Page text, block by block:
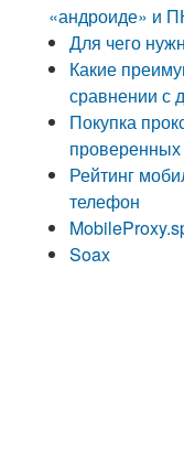
«андроиде» и
Для чего
Какие
сравнении с
Покупка
Рейтинг
телефон
Soax